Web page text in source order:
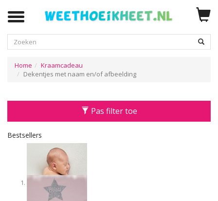
Zoeken
Home
Kraamcadeau
Dekentjes met naam en/of afbeelding
Pas filter toe
Bestsellers